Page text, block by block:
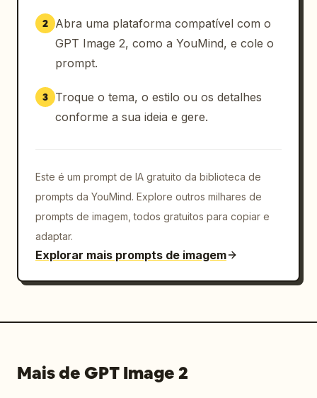
2
Abra uma plataforma compatível com o
GPT Image 2, como a YouMind, e cole o
prompt.
3
Troque o tema, o estilo ou os detalhes
conforme a sua ideia e gere.
Este é um prompt de IA gratuito da biblioteca de
prompts da YouMind. Explore outros milhares de
prompts de imagem, todos gratuitos para copiar e
adaptar.
Explorar mais prompts de imagem
Mais de GPT Image 2